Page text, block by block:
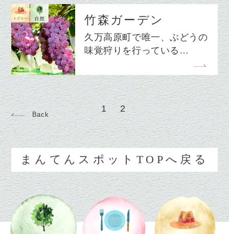
竹森ガーデン
久万高原町で唯一、ぶどうの
味覚狩りを行っている…
Back
1 2
まんてんスポットTOPへ戻る